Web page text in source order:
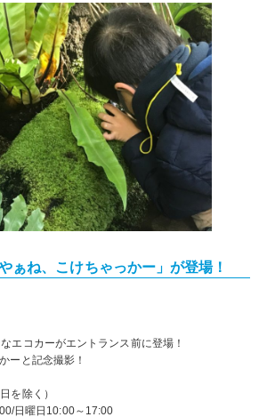
ぁね、こけちゃっかー」が登場！
エコカーがエントランス前に登場！
ーと記念撮影！
を除く）
曜日10:00～17:00